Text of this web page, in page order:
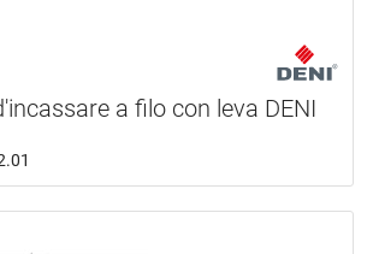
a filo con leva DENI